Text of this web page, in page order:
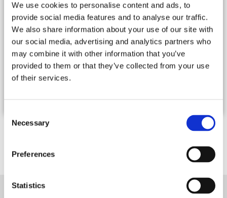
We use cookies to personalise content and ads, to
provide social media features and to analyse our traffic.
We also share information about your use of our site with
our social media, advertising and analytics partners who
may combine it with other information that you’ve
provided to them or that they’ve collected from your use
of their services.
Selection
Necessary
Preferences
Statistics
imprenable sur le bassin avec un soleil couchant en droite
ligne. La propriété se compose de trois maisons. En extérieur,
vous apprécierez le jardin de 2600 m2, la terrasse ensoleillée
pour regarder le panorama sur le bassin et le patio pour
déjeuner à l’abri du vent. La « beach house » est située juste
au-dessus...lire la suite...
Tarifs : De 11 100 € à 13 000 € / semaine